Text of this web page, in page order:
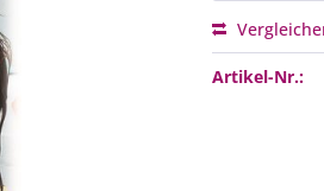
Artikel-Nr.: